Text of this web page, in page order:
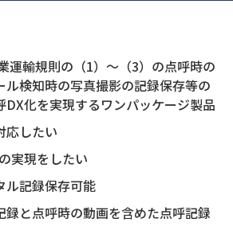
運輸規則の（1）～（3）の点呼時の
ル検知時の写真撮影の記録保存等の
DX化を実現するワンパッケージ製品
応したい
実現をしたい
ル記録保存可能
録と点呼時の動画を含めた点呼記録